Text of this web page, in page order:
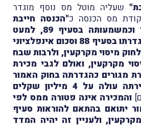
שעליה מוטל מס נוסף מוגדר
"הכנסה חייבת
כהגדרתה בסעיף 1 וכמשמעותה בסעיף 89, למעט
סכום אינפלציוני כהגדרתו בסעיף 88 וסכום אינפלציוני
בסעיף 47 לחוק מיסוי מקרקעין, ולרבות שבח
מקרקעין, ואולם לגבי מכירת
מגורים כהגדרתה בחוק האמור
– רק אם שווי מכירתה עולה על 4 מיליון שקלים
והמכירה אינה פטורה ממס לפי
יתואם בהתאם להוראות סעיף
מקרקעין, ולעניין זה יהיה המדד